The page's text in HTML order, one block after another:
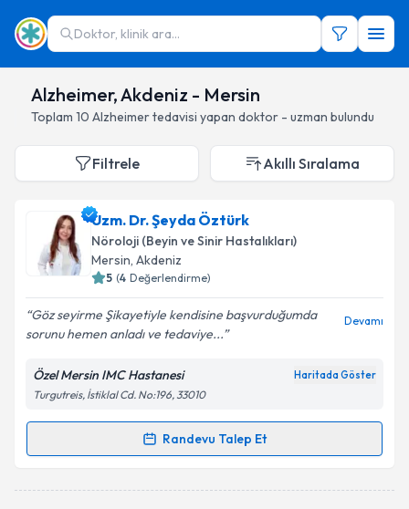
Doktor, klinik ara...
Alzheimer, Akdeniz - Mersin
Toplam 10 Alzheimertedavisi yapan doktor - uzman bulundu
Filtrele Akıllı Sıralama
Uzm. Dr. Şeyda Öztürk
Nöroloji (Beyin ve Sinir Hastalıkları)
Mersin, Akdeniz
5 (4 Değerlendirme)
Göz seyirme Şikayetiyle kendisine başvurduğumda
sorunu hemen anladı ve tedaviye...
Devamı
Özel Mersin IMC Hastanesi Haritada Göster
Turgutreis, İstiklal Cd. No:196, 33010
Randevu Talep Et
Randevu Takvimi Talebi